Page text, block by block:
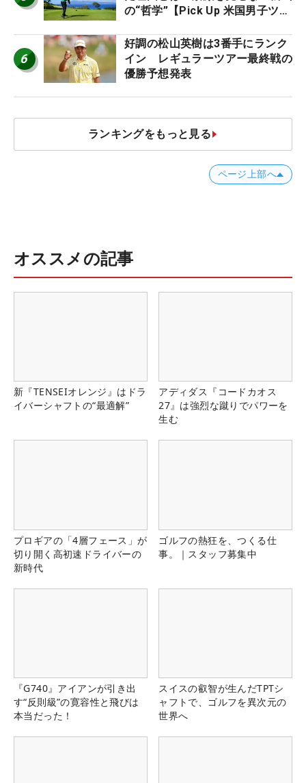
の“哲学”【Pick Up 米国男子ツア
6
好調の松山英樹は3番手にランク
イン レギュラーツアー最終戦の
優勝予想発表
ランキングをもっと見る
ページ上部へ
オススメの記事
新『TENSEIオレンジ』はドラ
イバーシャフトの“最適解”
アディダス『コードカオス
27』は強烈な蹴りでパワーを
生む
プロギアの「4層フェース」が
切り開く高初速ドライバーの
新時代
ゴルフの熱狂を、つくる仕
事。｜スタッフ募集中
『G740』アイアンが引き出
す“反則級”の寛容性と飛びは
本当だった！
スイスの叡智が生んだTPTシ
ャフトで、ゴルフを異次元の
世界へ